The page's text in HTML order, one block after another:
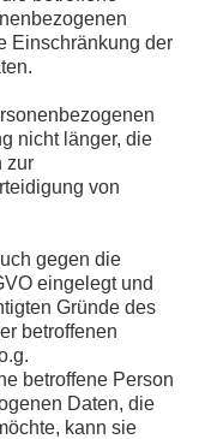
Einschränkung der
nicht länger, die
zur
von
gegen die
eingelegt und
Gründe des
betroffenen
betroffene Person
Daten, die
kann sie